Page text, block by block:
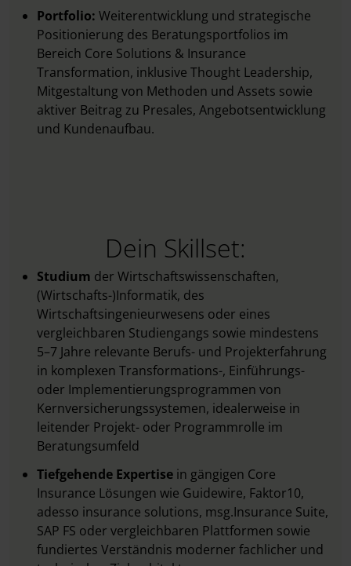
Portfolio: Weiterentwicklung und strategische
Positionierung des Beratungsportfolios im
Bereich Core Solutions & Insurance
Transformation, inklusive Thought Leadership,
Mitgestaltung von Methoden und Assets sowie
aktiver Beitrag zu Presales, Angebotsentwicklung
und Kundenaufbau.
Dein Skillset:
Studium der Wirtschaftswissenschaften,
(Wirtschafts-)Informatik, des
Wirtschaftsingenieurwesens oder eines
vergleichbaren Studiengangs sowie mindestens
5–7 Jahre relevante Berufs- und Projekterfahrung
in komplexen Transformations-, Einführungs-
oder Implementierungsprogrammen von
Kernversicherungssystemen, idealerweise in
leitender Projekt- oder Programmrolle im
Beratungsumfeld
Tiefgehende Expertise in gängigen Core
Insurance Lösungen wie Guidewire, Faktor10,
adesso insurance solutions, msg.Insurance Suite,
SAP FS oder vergleichbaren Plattformen sowie
fundiertes Verständnis moderner fachlicher und